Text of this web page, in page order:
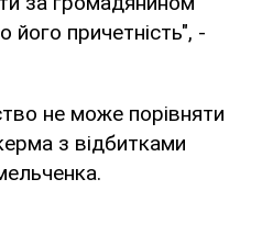
його причетність", -
не може порівняти
з відбитками